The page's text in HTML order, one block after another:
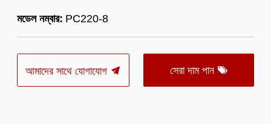
মডেল নম্বার: PC220-8
আমাদের সাথে যোগাযোগ সেরা দাম পান